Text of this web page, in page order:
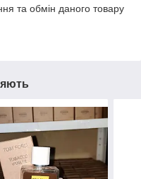
та обмін даного товару